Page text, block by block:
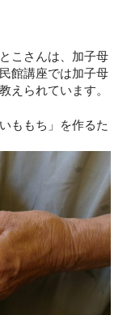
こさんは、加子母
館講座では加子母
えられています。
ももち」を作るた